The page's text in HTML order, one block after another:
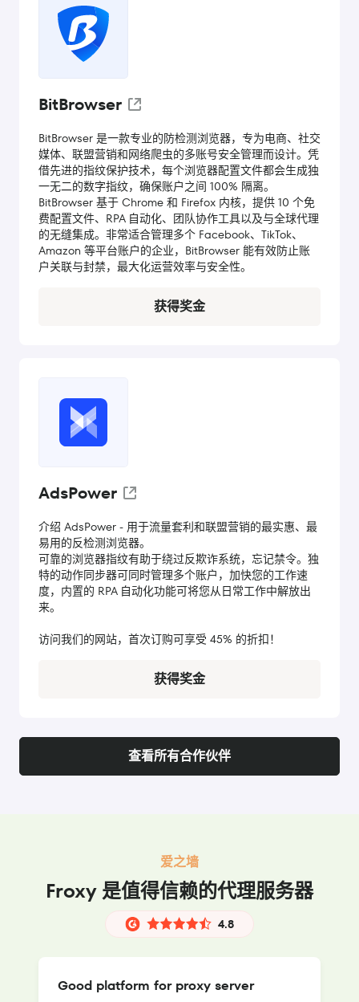
BitBrowser
BitBrowser 是一款专业的防检测浏览器，专为电商、社交
媒体、联盟营销和网络爬虫的多账号安全管理而设计。凭
借先进的指纹保护技术，每个浏览器配置文件都会生成独
一无二的数字指纹，确保账户之间 100% 隔离。
BitBrowser 基于 Chrome 和 Firefox 内核，提供 10 个免
费配置文件、RPA 自动化、团队协作工具以及与全球代理
的无缝集成。非常适合管理多个 Facebook、TikTok、
Amazon 等平台账户的企业，BitBrowser 能有效防止账
户关联与封禁，最大化运营效率与安全性。
获得奖金
AdsPower
介绍 AdsPower - 用于流量套利和联盟营销的最实惠、最
易用的反检测浏览器。
可靠的浏览器指纹有助于绕过反欺诈系统，忘记禁令。独
特的动作同步器可同时管理多个账户，加快您的工作速
度，内置的 RPA 自动化功能可将您从日常工作中解放出
来。
访问我们的网站，首次订购可享受 45% 的折扣！
获得奖金
查看所有合作伙伴
爱之墙
Froxy 是值得信赖的代理服务器
4.8
Good platform for proxy server